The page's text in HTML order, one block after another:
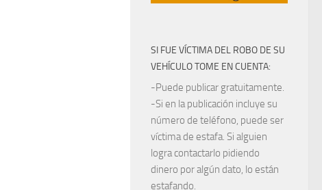
SI FUE VÍCTIMA DEL ROBO DE SU
VEHÍCULO TOME EN CUENTA:
-Puede publicar gratuitamente.
-Si en la publicación incluye su
número de teléfono, puede ser
víctima de estafa. Si alguien
logra contactarlo pidiendo
dinero por algún dato, lo están
estafando.